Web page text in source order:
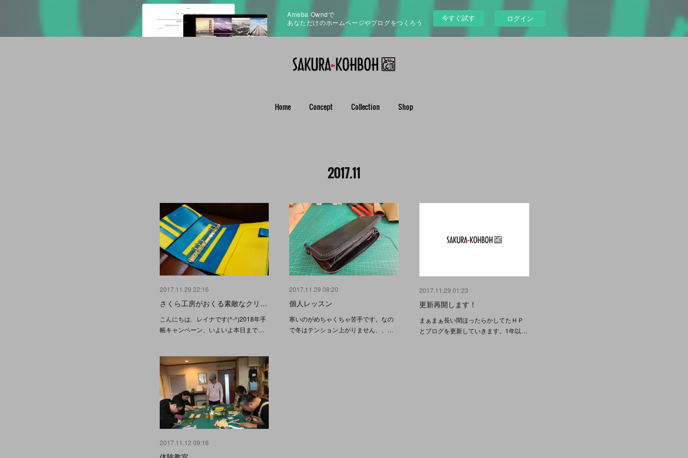
Ameba Owndで
あなただけのホームページやブログをつくろう
今すぐ試す ログイン
Home Concept Collection Shop
2017.11
2017.11.29 22:16
さくら工房がおくる素敵なクリ…
こんにちは、レイナです(^-^)2018年手
帳キャンペーン、いよいよ本日まで…
2017.11.29 08:20
個人レッスン
寒いのがめちゃくちゃ苦手です。なの
で冬はテンション上がりません、、…
2017.11.29 01:23
更新再開します！
まぁまぁ長い間ほったらかしてたＨＰ
とブログを更新していきます。1年以…
2017.11.12 09:16